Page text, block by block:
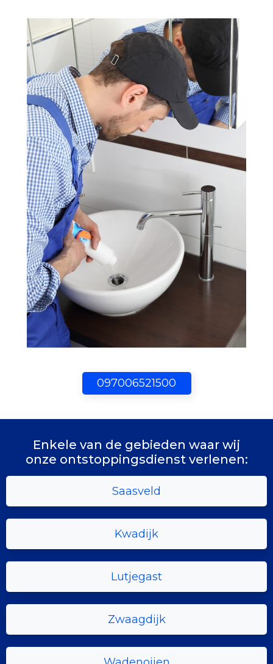
097006521500
Enkele van de gebieden waar wij
onze ontstoppingsdienst verlenen:
Saasveld
Kwadijk
Lutjegast
Zwaagdijk